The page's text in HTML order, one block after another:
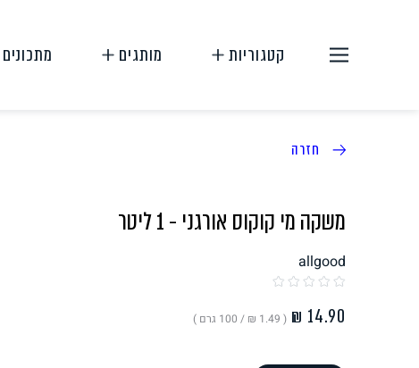
קטגוריות מותגים מתכונים
תחליפי בשר
חזרה
משקה מי קוקוס אורגני - 1 ליטר
allgood
( ‏1.49 ₪ / 100 גרם )